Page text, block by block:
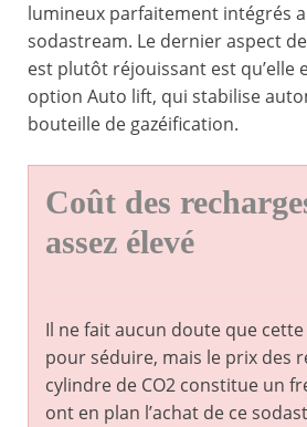
lumineux parfaitement intégrés
sodastream. Le dernier aspect
est plutôt réjouissant est qu’elle
option Auto lift, qui stabilise
bouteille de gazéification.
Coût des
assez élevé
Il ne fait aucun doute que
pour séduire, mais le prix des
cylindre de CO2 constitue un
ont en plan l’achat de ce